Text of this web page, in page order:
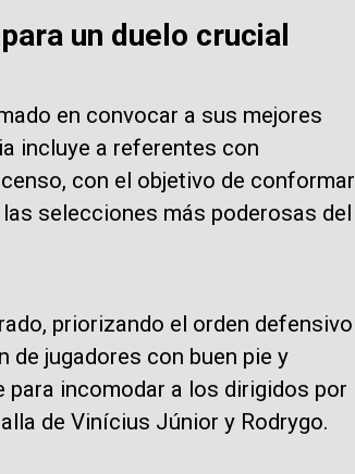
un duelo crucial
en convocar a sus mejores
incluye a referentes con
con el objetivo de conformar
selecciones más poderosas del
priorizando el orden defensivo
jugadores con buen pie y
incomodar a los dirigidos por
de Vinícius Júnior y Rodrygo.